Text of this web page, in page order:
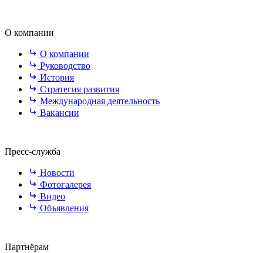
О компании
О компании
Руководство
История
Стратегия развития
Международная деятельность
Вакансии
Пресс-служба
Новости
Фотогалерея
Видео
Объявления
Партнёрам